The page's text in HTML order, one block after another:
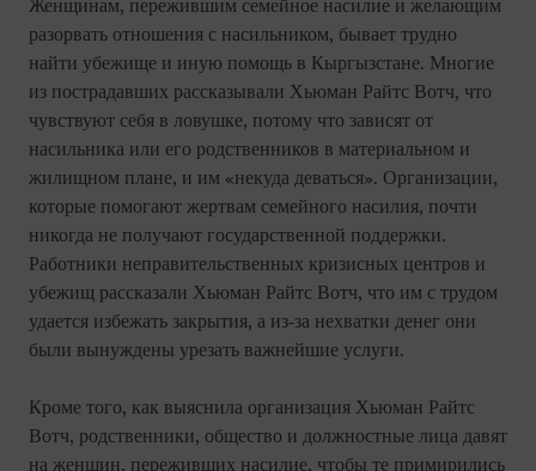
Женщинам, пережившим семейное насилие и желающим
разорвать отношения с насильником, бывает трудно
найти убежище и иную помощь в Кыргызстане. Многие
из пострадавших рассказывали Хьюман Райтс Вотч, что
чувствуют себя в ловушке, потому что зависят от
насильника или его родственников в материальном и
жилищном плане, и им «некуда деваться». Организации,
которые помогают жертвам семейного насилия, почти
никогда не получают государственной поддержки.
Работники неправительственных кризисных центров и
убежищ рассказали Хьюман Райтс Вотч, что им с трудом
удается избежать закрытия, а из-за нехватки денег они
были вынуждены урезать важнейшие услуги.
Кроме того, как выяснила организация Хьюман Райтс
Вотч, родственники, общество и должностные лица давят
на женщин, переживших насилие, чтобы те примирились